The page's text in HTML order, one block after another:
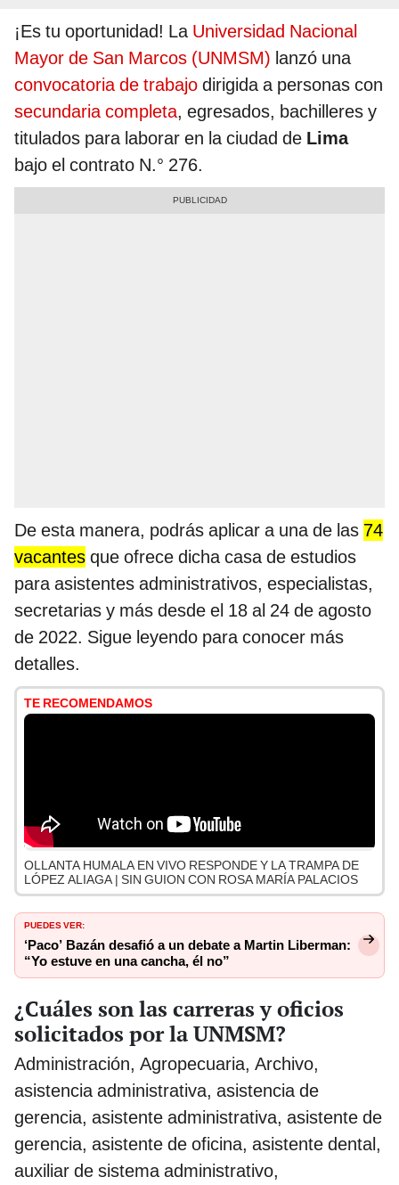
¡Es tu oportunidad! La Universidad Nacional
Mayor de San Marcos (UNMSM) lanzó una
convocatoria de trabajo dirigida a personas con
secundaria completa, egresados, bachilleres y
titulados para laborar en la ciudad de Lima
bajo el contrato N.° 276.
De esta manera, podrás aplicar a una de las 74
vacantes que ofrece dicha casa de estudios
para asistentes administrativos, especialistas,
secretarias y más desde el 18 al 24 de agosto
de 2022. Sigue leyendo para conocer más
detalles.
TE RECOMENDAMOS
OLLANTA HUMALA EN VIVO RESPONDE Y LA TRAMPA DE
LÓPEZ ALIAGA | SIN GUION CON ROSA MARÍA PALACIOS
PUEDES VER:
‘Paco’ Bazán desafió a un debate a Martin Liberman:
“Yo estuve en una cancha, él no”
¿Cuáles son las carreras y oficios
solicitados por la UNMSM?
Administración, Agropecuaria, Archivo,
asistencia administrativa, asistencia de
gerencia, asistente administrativa, asistente de
gerencia, asistente de oficina, asistente dental,
auxiliar de sistema administrativo,